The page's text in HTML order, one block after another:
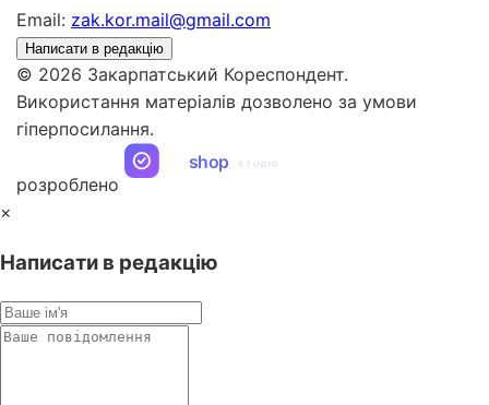
Email: zak.kor.mail@gmail.com
Написати в редакцію
© 2026 Закарпатський Кореспондент.
Використання матеріалів дозволено за умови
гіперпосилання.
розроблено
shop STUDIO
×
Написати в редакцію